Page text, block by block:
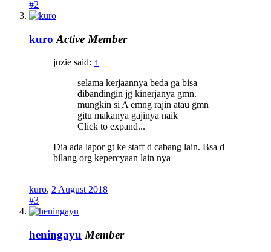
#2
kuro Active Member
juzie said: ↑
selama kerjaannya beda ga bisa
dibandingin jg kinerjanya gmn.
mungkin si A emng rajin atau gmn
gitu makanya gajinya naik
Click to expand...
Dia ada lapor gt ke staff d cabang lain. Bsa d
bilang org kepercyaan lain nya
kuro, 2 August 2018
#3
heningayu Member